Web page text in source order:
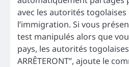
avec les autorités togolaises
l’immigration. Si vous
test manipulés alors que
pays, les autorités togolaises
ARRÊTERONT”, ajoute le